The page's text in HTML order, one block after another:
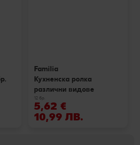
Familia
Кухненска ролка
различни видове
12 бр.
5,62 €
10,99 ЛВ.